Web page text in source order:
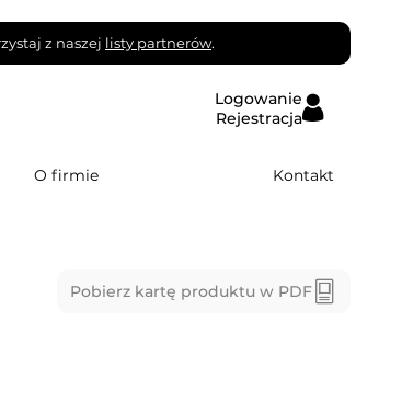
z naszej listy partnerów.
Logowanie
Rejestracja
O firmie Kontakt
Pobierz kartę produktu w PDF